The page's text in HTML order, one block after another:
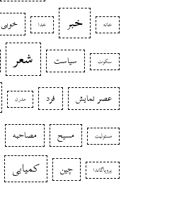
خانه خبر خدا خوبی
سکوت سیاست شعر
عصر نمایش فرد مدرن
مسئولیت مسیح مصاحبه
پروپاگاندا چین کمیابی